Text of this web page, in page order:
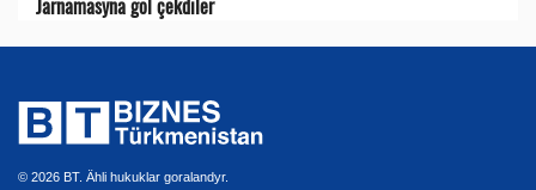
© 2026 BT. Ähli hukuklar goralandyr.